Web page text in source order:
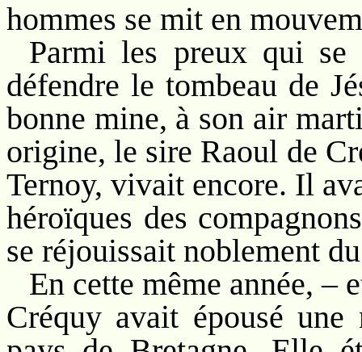
hommes se mit en
Parmi les preux qui se
défendre le tombeau de
bonne mine, à son air
origine, le sire Raoul de
Ternoy, vivait encore. Il
héroïques des
se réjouissait noblement
En cette même année, –
Créquy avait épousé